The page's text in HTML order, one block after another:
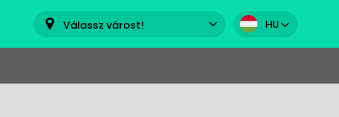
Válassz várost! HU